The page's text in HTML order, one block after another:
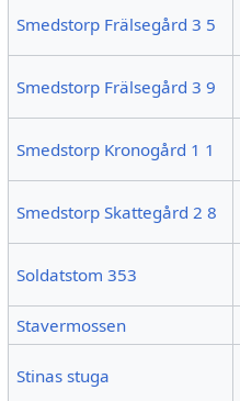
Smedstorp Frälsegård 3 5
Smedstorp Frälsegård 3 9
Smedstorp Kronogård 1 1
Smedstorp Skattegård 2 8
Soldatstom 353
Stavermossen
Stinas stuga